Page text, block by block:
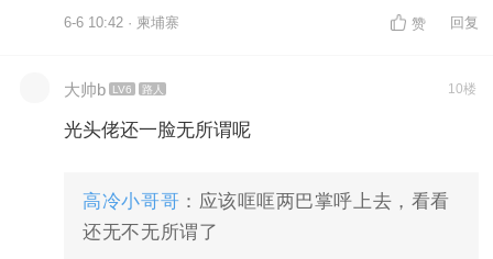
6-6 10:42 · 柬埔寨 赞 回复
大帅b LV6 路人 10楼
光头佬还一脸无所谓呢
高冷小哥哥 ：应该哐哐两巴掌呼上去，看看
还无不无所谓了